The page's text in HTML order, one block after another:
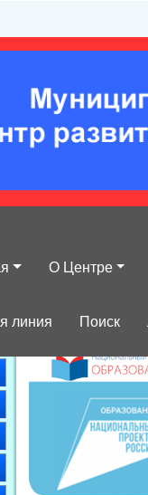
О Центре
линия Поиск